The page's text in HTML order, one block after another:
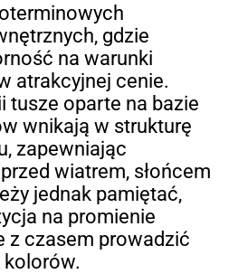
gdzie
na warunki
atrakcyjnej cenie.
tusze oparte na bazie
wnikają w strukturę
zapewniając
wiatrem, słońcem
jednak pamiętać,
na promienie
z czasem prowadzić